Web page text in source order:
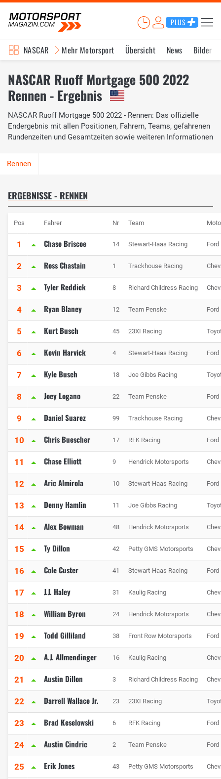
PLUS
NASCAR Mehr Motorsport Übersicht News Bilder
NASCAR Ruoff Mortgage 500 2022
Rennen - Ergebnis
NASCAR Ruoff Mortgage 500 2022 - Rennen: Das offizielle
Endergebnis mit allen Positionen, Fahrern, Teams, gefahrenen
Rundenzeiten und Gesamtzeiten sowie weiteren Informationen
ERGEBNISSE - RENNEN
Pos Fahrer Nr Team
1 Chase Briscoe 14 Stewart-Haas Racing Ford
2 Ross Chastain 1 Trackhouse Racing
3 Tyler Reddick 8 Richard Childress Racing
4 Ryan Blaney 12 Team Penske Ford
5 Kurt Busch 45 23XI Racing
6 Kevin Harvick 4 Stewart-Haas Racing Ford
7 Kyle Busch 18 Joe Gibbs Racing
8 Joey Logano 22 Team Penske Ford
9 Daniel Suarez 99 Trackhouse Racing
10 Chris Buescher 17 RFK Racing Ford
11 Chase Elliott 9 Hendrick Motorsports
12 Aric Almirola 10 Stewart-Haas Racing Ford
13 Denny Hamlin 11 Joe Gibbs Racing
14 Alex Bowman 48 Hendrick Motorsports
15 Ty Dillon 42 Petty GMS Motorsports
16 Cole Custer 41 Stewart-Haas Racing Ford
17 J.J. Haley 31 Kaulig Racing
18 William Byron 24 Hendrick Motorsports
19 Todd Gilliland 38 Front Row Motorsports Ford
20 A.J. Allmendinger 16 Kaulig Racing
21 Austin Dillon 3 Richard Childress Racing
22 Darrell Wallace Jr. 23 23XI Racing
23 Brad Keselowski 6 RFK Racing Ford
24 Austin Cindric 2 Team Penske Ford
25 Erik Jones 43 Petty GMS Motorsports